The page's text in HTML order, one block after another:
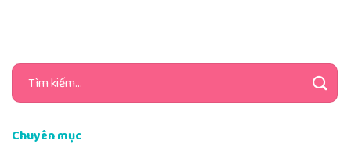
Tìm
kiếm:
Chuyên mục